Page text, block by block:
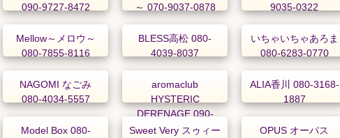
090-9727-8472
～ 070-9037-0878
9035-0322
Mellow～メロウ～
080-7855-8116
BLESS高松 080-
4039-8037
いちゃいちゃあろま
080-6283-0770
NAGOMI なごみ
080-4034-5557
aromaclub
HYSTERIC
DERENAGE 090-
9778-7663
ALIA香川 080-3168-
1887
Model Box 080-
Sweet Very スゥィー
OPUS オーパス